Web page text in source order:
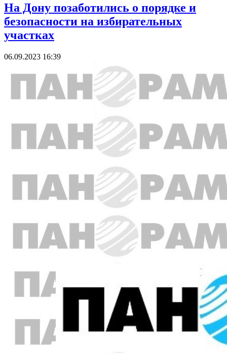
На Дону позаботились о порядке и
безопасности на избирательных
участках
06.09.2023 16:39